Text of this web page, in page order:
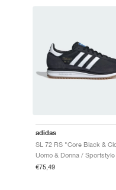
adidas
€75,49